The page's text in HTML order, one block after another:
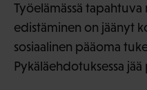
Työelämässä
edistäminen on jäänyt
sosiaalinen pääoma
Pykäläehdotuksessa